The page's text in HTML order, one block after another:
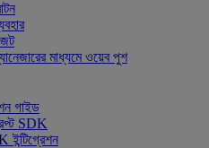
মাধ্যমে ওয়েব পুশ
গাইড
SDK